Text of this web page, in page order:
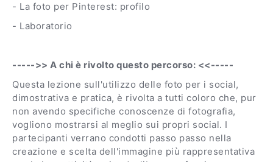
- La foto per Pinterest: profilo
- Laboratorio
----->> A chi è rivolto questo percorso: <<-----
Questa lezione sull'utilizzo delle foto per i social,
dimostrativa e pratica, è rivolta a tutti coloro che, pur
non avendo specifiche conoscenze di fotografia,
vogliono mostrarsi al meglio sui propri social. I
partecipanti verrano condotti passo passo nella
creazione e scelta dell'immagine più rappresentativa